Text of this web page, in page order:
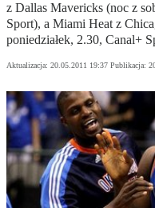
z Dallas Mavericks (noc z
Sport), a Miami Heat z
poniedziałek, 2.30, Canal+
Aktualizacja: 20.05.2011 19:37 Publikacja: